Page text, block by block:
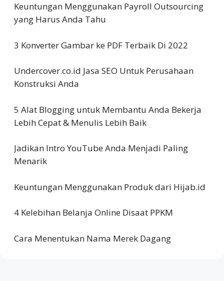
Keuntungan Menggunakan Payroll Outsourcing
yang Harus Anda Tahu
3 Konverter Gambar ke PDF Terbaik Di 2022
Undercover.co.id Jasa SEO Untuk Perusahaan
Konstruksi Anda
5 Alat Blogging untuk Membantu Anda Bekerja
Lebih Cepat & Menulis Lebih Baik
Jadikan Intro YouTube Anda Menjadi Paling
Menarik
Keuntungan Menggunakan Produk dari Hijab.id
4 Kelebihan Belanja Online Disaat PPKM
Cara Menentukan Nama Merek Dagang